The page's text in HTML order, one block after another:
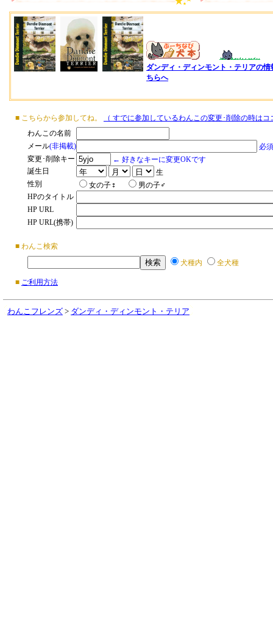
ダンディ・ディンモント・テリアの情
ちらへ
■ こちらから参加してね。
（ すでに参加しているわんこの変更･削除の時は
わんこの名前
メール(非掲載)
必須
変更･削除キー
← 好きなキーに変更OKです
誕生日
生
性別
女の子♀
男の子♂
HPのタイトル
HP URL
HP URL(携帯)
■ わんこ検索
犬種内
全犬種
■ ご利用方法
わんこフレンズ > ダンディ・ディンモント・テリア